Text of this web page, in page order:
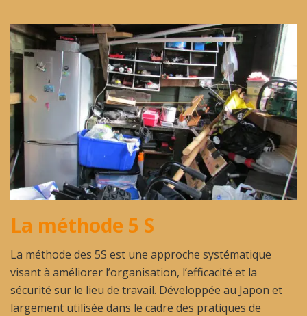
La méthode 5 S
La méthode des 5S est une approche systématique
visant à améliorer l’organisation, l’efficacité et la
sécurité sur le lieu de travail. Développée au Japon et
largement utilisée dans le cadre des pratiques de